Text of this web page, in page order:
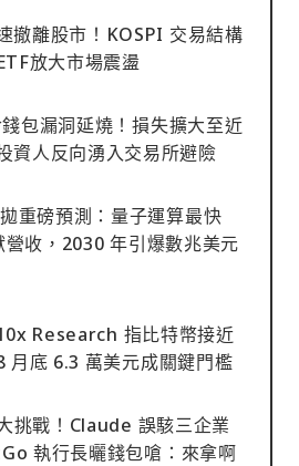
撤離股市！KOSPI 交易結構
放大市場震盪
包漏洞延燒！損失擴大至近
資人反向湧入交易所避險
重磅預測：量子運算最快
收，2030 年引爆數兆美元
Research 指比特幣接近
月底 6.3 萬美元成關鍵門檻
挑戰！Claude 誤駭三企業
執行長曬錢包嗆：來拿啊